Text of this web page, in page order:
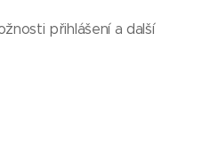
přihlášení a další